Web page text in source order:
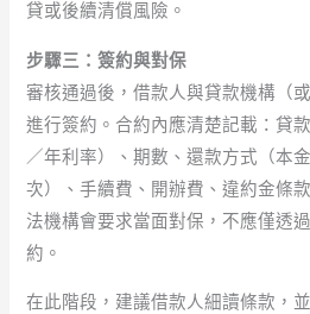
貸或後續清償風險。
步驟三：簽約與對保
審核通過後，借款人與貸款機構（
進行簽約。合約內應清楚記載：貸
／年利率）、期數、還款方式（本
次）、手續費、開辦費、違約金條
法機構會要求當面對保，不應僅透
約。
在此階段，建議借款人細讀條款，